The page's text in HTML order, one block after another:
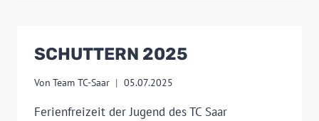
SCHUTTERN 2025
Von Team TC-Saar 05.07.2025
Ferienfreizeit der Jugend des TC Saar